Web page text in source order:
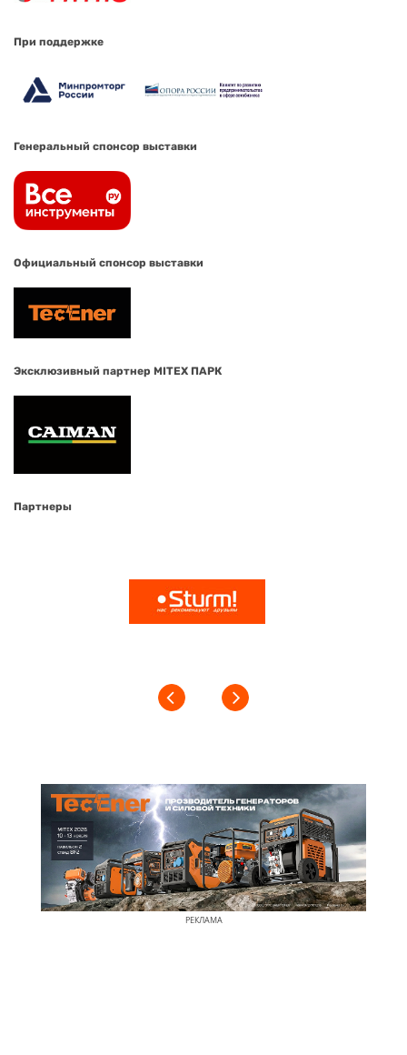
При поддержке
Генеральный спонсор выставки
Официальный спонсор выставки
Эксклюзивный партнер MITEX ПАРК
Партнеры
РЕКЛАМА